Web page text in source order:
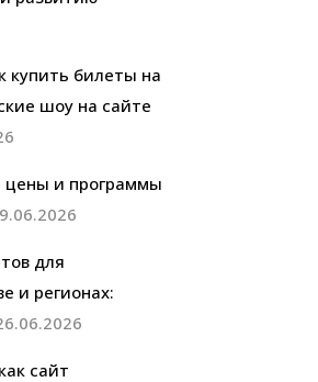
купить билеты на
шоу на сайте
цены и программы
для
и регионах:
сайт